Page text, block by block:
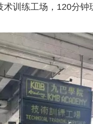
术训练工场，120分钟